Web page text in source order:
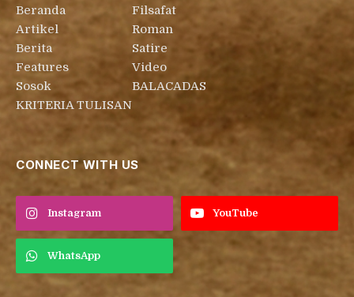
Beranda
Artikel
Berita
Features
Sosok
KRITERIA TULISAN
Filsafat
Roman
Satire
Video
BALACADAS
CONNECT WITH US
Instagram YouTube
WhatsApp